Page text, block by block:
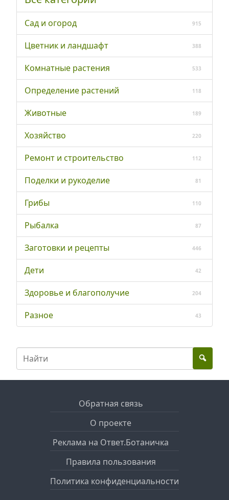
Сад и огород 915
Цветник и ландшафт 388
Комнатные растения 533
Определение растений 118
Животные 189
Хозяйство 220
Ремонт и строительство 112
Поделки и рукоделие 81
Грибы 110
Рыбалка 87
Заготовки и рецепты 446
Дети 42
Здоровье и благополучие 204
Разное 43
Обратная связь
О проекте
Реклама на Ответ.Ботаничка
Правила пользования
Политика конфиденциальности